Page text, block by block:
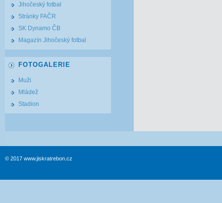
Jihočeský fotbal
Stránky FAČR
SK Dynamo ČB
Magazín Jihočeský fotbal
FOTOGALERIE
Muži
Mládež
Stadion
© 2017 www.jiskratrebon.cz